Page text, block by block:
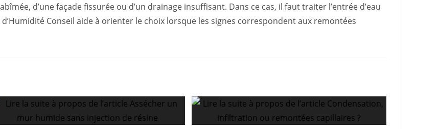
d’une façade fissurée ou d’un drainage insuffisant. Dans ce cas, il faut traiter l’entrée d’eau
Conseil aide à orienter le choix lorsque les signes correspondent aux remontées